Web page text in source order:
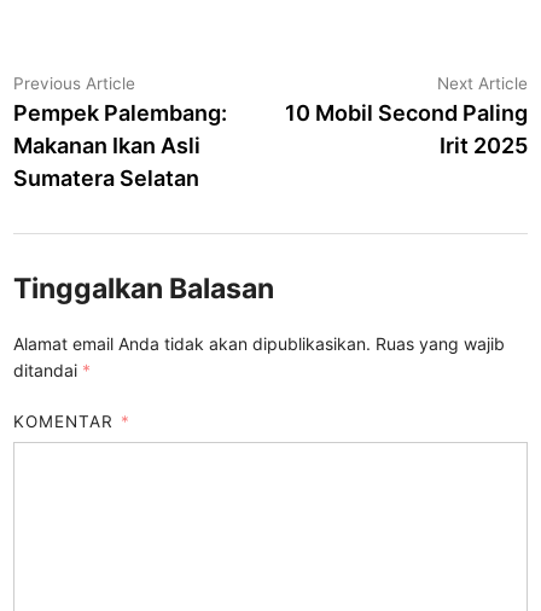
Navigasi
pos
Previous Article
article:
Pempek Palembang:
Makanan Ikan Asli
Sumatera Selatan
Next Article
10 Mobil Second Paling
Irit 2025
Tinggalkan Balasan
Alamat email Anda tidak akan dipublikasikan. Ruas yang wajib
ditandai *
KOMENTAR *